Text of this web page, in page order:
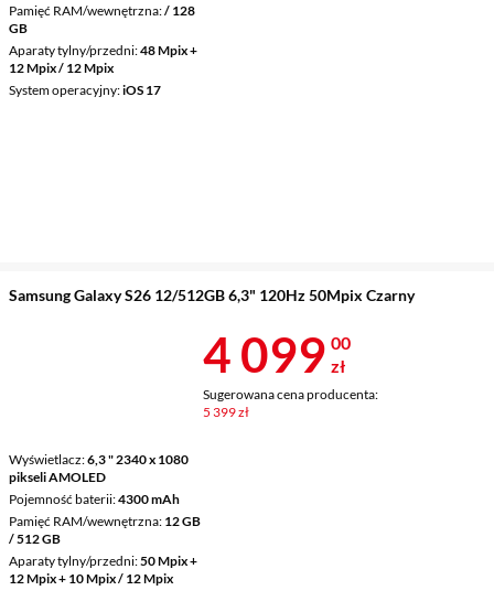
Pamięć RAM/wewnętrzna / 128
GB
Aparaty tylny/przedni 48 Mpix +
12 Mpix / 12 Mpix
System operacyjny iOS 17
Samsung Galaxy S26 12/512GB 6,3" 120Hz 50Mpix Czarny
Wyświetlacz 6,3 " 2340 x 1080
pikseli AMOLED
Pojemność baterii 4300 mAh
Pamięć RAM/wewnętrzna 12 GB
/ 512 GB
Aparaty tylny/przedni 50 Mpix +
12 Mpix + 10 Mpix / 12 Mpix
Cena 4 099 zł
4 099 00
zł
Sugerowana cena producenta:
5 399 zł